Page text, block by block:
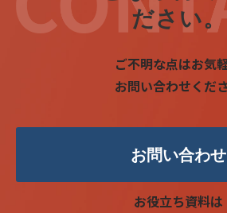
ださい。
ご不明な点はお気
お問い合わせくだ
お問い合わせ
お役立ち資料は